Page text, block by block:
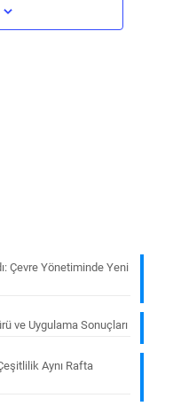
Çevre Yönetiminde Yeni
ve Uygulama Sonuçları
Aynı Rafta